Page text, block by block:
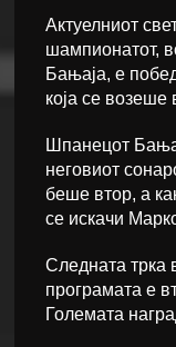
Актуелниот
шампионатот,
Бањаја, е
која се возеше
Шпанецот
неговиот
беше втор, а
се искачи
Следната трка
програмата е
Големата